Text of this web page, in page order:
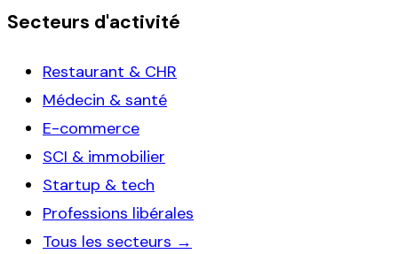
Secteurs d'activité
Restaurant & CHR
Médecin & santé
E-commerce
SCI & immobilier
Startup & tech
Professions libérales
Tous les secteurs →